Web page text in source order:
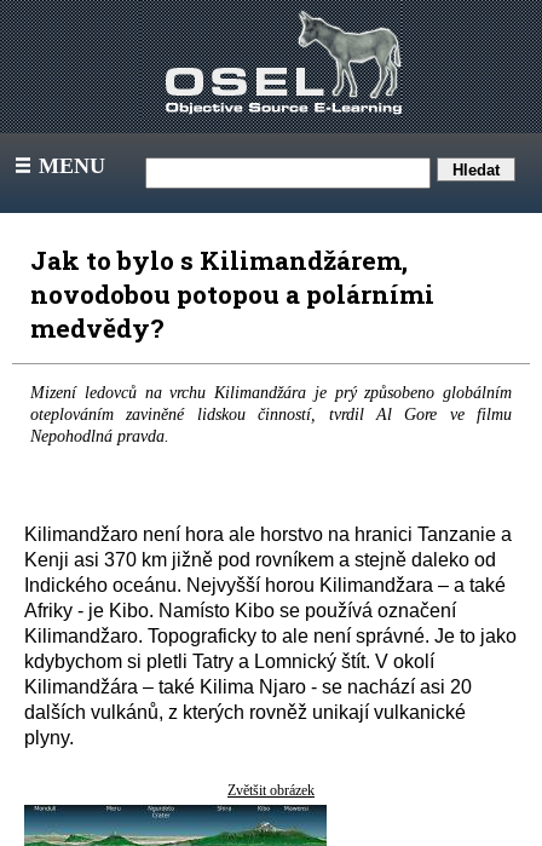
III MENU
Jak to bylo s Kilimandžárem,
novodobou potopou a polárními
medvědy?
Mizení ledovců na vrchu Kilimandžára je prý způsobeno globálním
oteplováním zaviněné lidskou činností, tvrdil Al Gore ve filmu
Nepohodlná pravda.
Kilimandžaro není hora ale horstvo na hranici Tanzanie a
Kenji asi 370 km jižně pod rovníkem a stejně daleko od
Indického oceánu. Nejvyšší horou Kilimandžara – a také
Afriky - je Kibo. Namísto Kibo se používá označení
Kilimandžaro. Topograficky to ale není správné. Je to jako
kdybychom si pletli Tatry a Lomnický štít. V okolí
Kilimandžára – také Kilima Njaro - se nachází asi 20
dalších vulkánů, z kterých rovněž unikají vulkanické
plyny.
Zvětšit obrázek